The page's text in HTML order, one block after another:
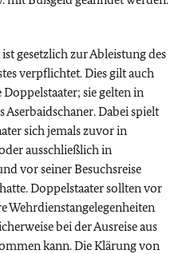
gesetzlich zur Ableistung des
verpflichtet. Dies gilt auch
sie gelten in
Aserbaidschaner. Dabei spielt
sich jemals zuvor in
ausschließlich in
vor seiner Besuchsreise
Doppelstaater sollten vor
Wehrdienstangelegenheiten
bei der Ausreise aus
kann. Die Klärung von